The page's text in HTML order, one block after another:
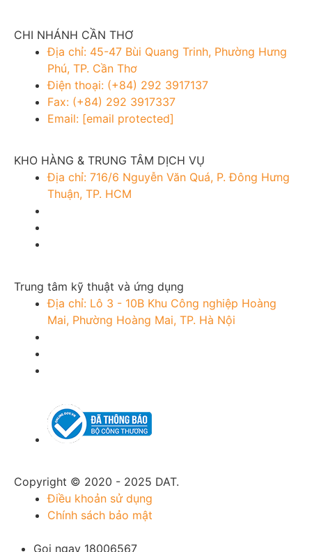
CHI NHÁNH CẦN THƠ
Địa chỉ: 45-47 Bùi Quang Trinh, Phường Hưng
Phú, TP. Cần Thơ
Điện thoại: (+84) 292 3917137
Fax: (+84) 292 3917337
Email: [email protected]
KHO HÀNG & TRUNG TÂM DỊCH VỤ
Địa chỉ: 716/6 Nguyễn Văn Quá, P. Đông Hưng
Thuận, TP. HCM
Trung tâm kỹ thuật và ứng dụng
Địa chỉ: Lô 3 - 10B Khu Công nghiệp Hoàng
Mai, Phường Hoàng Mai, TP. Hà Nội
Copyright © 2020 - 2025 DAT.
Điều khoản sử dụng
Chính sách bảo mật
Gọi ngay 18006567